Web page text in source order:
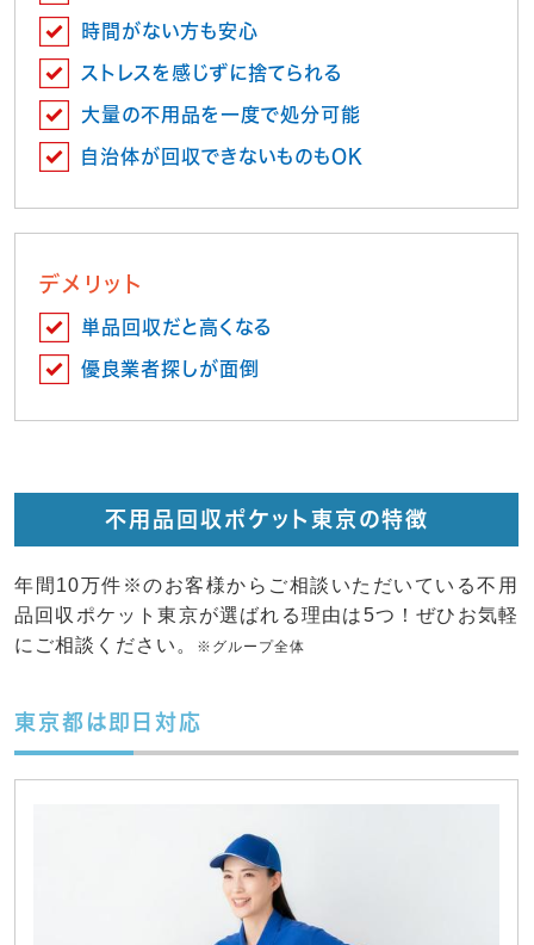
時間がない方も安心
ストレスを感じずに捨てられる
大量の不用品を一度で処分可能
自治体が回収できないものもOK
デメリット
単品回収だと高くなる
優良業者探しが面倒
不用品回収ポケット東京の特徴
年間10万件※のお客様からご相談いただいている不用
品回収ポケット東京が選ばれる理由は5つ！ぜひお気軽
にご相談ください。
※グループ全体
東京都は即日対応